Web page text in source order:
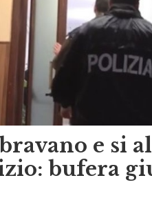
e si
bufera